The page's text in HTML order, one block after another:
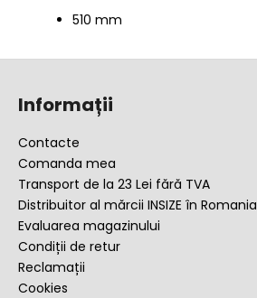
510 mm
Informații
Contacte
Comanda mea
Transport de la 23 Lei fără TVA
Distribuitor al mărcii INSIZE în Romania
Evaluarea magazinului
Condiții de retur
Reclamații
Cookies